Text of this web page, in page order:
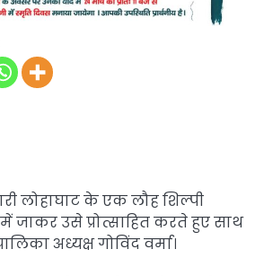
लोहाघाट के एक लौह शिल्पी
उसे प्रोत्साहित करते हुए साथ
अध्यक्ष गोविंद वर्मा।